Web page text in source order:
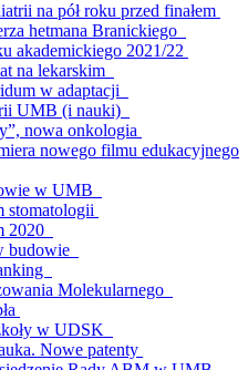
na pół roku przed finałem
hetmana Branickiego
akademickiego 2021/22
na lekarskim
w adaptacji
UMB (i nauki)
nowa onkologia
nowego filmu edukacyjnego
w UMB
stomatologii
2020
budowie
Molekularnego
w UDSK
Nowe patenty